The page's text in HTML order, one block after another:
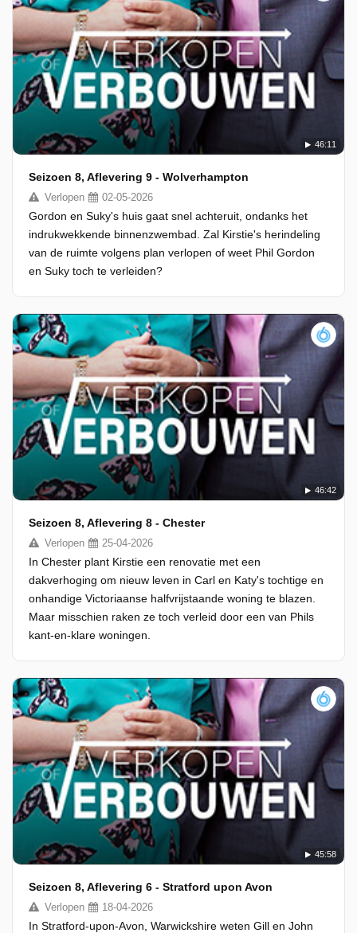
46:11
Seizoen 8, Aflevering 9 - Wolverhampton
Verlopen 02-05-2026
Gordon en Suky's huis gaat snel achteruit, ondanks het
indrukwekkende binnenzwembad. Zal Kirstie's herindeling
van de ruimte volgens plan verlopen of weet Phil Gordon
en Suky toch te verleiden?
46:42
Seizoen 8, Aflevering 8 - Chester
Verlopen 25-04-2026
In Chester plant Kirstie een renovatie met een
dakverhoging om nieuw leven in Carl en Katy's tochtige en
onhandige Victoriaanse halfvrijstaande woning te blazen.
Maar misschien raken ze toch verleid door een van Phils
kant-en-klare woningen.
45:58
Seizoen 8, Aflevering 6 - Stratford upon Avon
Verlopen 18-04-2026
In Stratford-upon-Avon, Warwickshire weten Gill en John